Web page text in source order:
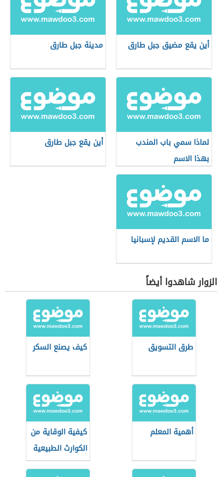
أين يقع مضيق جبل طارق مدينة جبل طارق
لماذا سمي باب المندب
بهذا الاسم
أين يقع جبل طارق
ما الاسم القديم لإسبانيا
الزوار شاهدوا أيضاً
طرق التسويق كيف يصنع السكر
أهمية المعلم
كيفية الوقاية من
الكوارث الطبيعية